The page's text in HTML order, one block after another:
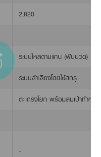
2,820
ระบบไหลตามแกน (ฟันนวด)
ระบบลำเลียงโดยใช้สกรู
ตะแกรงโยก พร้อมลมเป่าทำควา
-